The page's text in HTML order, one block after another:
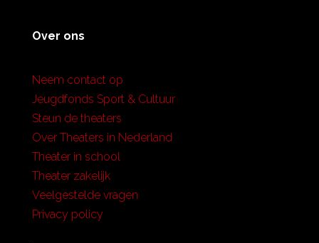
Over ons
Neem contact op
Jeugdfonds Sport & Cultuur
Steun de theaters
Over Theaters in Nederland
Theater in school
Theater zakelijk
Veelgestelde vragen
Privacy policy